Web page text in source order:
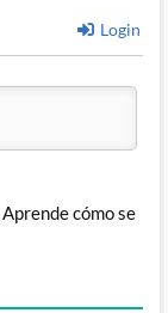
Login
Aprende cómo se